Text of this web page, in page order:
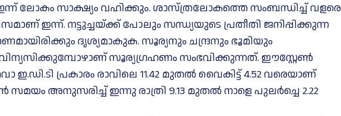
ലോകം സാക്ഷ്യം വഹിക്കും. ശാസ്ത്രലോകത്തെ സംബന്ധിച്ച് വളരെ
ഇന്ന്. നട്ടുച്ചയ്ക്ക് പോലും സന്ധ്യയുടെ പ്രതീതി ജനിപ്പിക്കുന്ന
ദൃശ്യമാകുക. സൂര്യനും ചന്ദ്രനും ഭൂമിയും
സൂര്യഗ്രഹണം സംഭവിക്കുന്നത്. ഈസ്റ്റേൺ
പ്രകാരം രാവിലെ 11.42 മുതൽ വൈകിട്ട് 4.52 വരെയാണ്
സമയം അനുസരിച്ച് ഇന്നു രാത്രി 9.13 മുതൽ നാളെ പുലർച്ചെ 2.22